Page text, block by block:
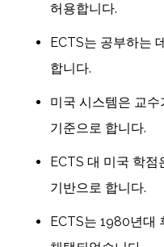
허용합니다.
ECTS는 공부하는
합니다.
미국 시스템은 교
기준으로 합니다.
ECTS 대 미국 학점
기반으로 합니다.
ECTS는 1980년대